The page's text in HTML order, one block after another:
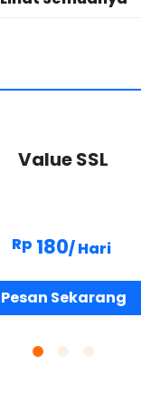
Value SSL
Rp 180/ Hari
Pesan Sekarang